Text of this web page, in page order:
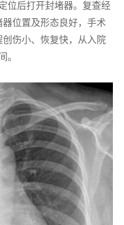
位后打开封堵器。复查经
位置及形态良好，手术
伤小、恢复快，从入院
。